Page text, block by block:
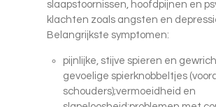
slaapstoornissen, hoofdpijnen en
klachten zoals angsten en
Belangrijkste symptomen:
pijnlijke, stijve spieren en
gevoelige spierknobbeltjes
schouders);vermoeidheid en